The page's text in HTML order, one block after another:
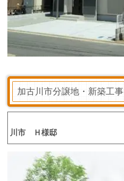
加古川市分譲地・新築工事
川市 Ｈ様邸